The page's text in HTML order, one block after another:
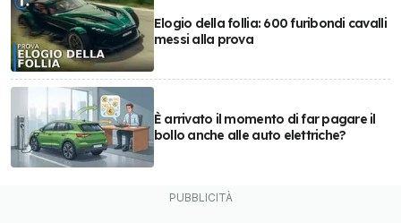
Elogio della follia: 600 furibondi cavalli
messi alla prova
È arrivato il momento di far pagare il
bollo anche alle auto elettriche?